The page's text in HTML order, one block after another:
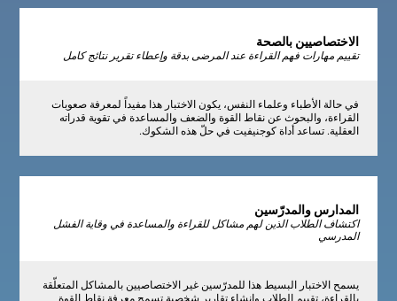
الاختصاصيين بالصحة
تقييم مهارات فهم القراءة عند المرضى بدقة وإعطاء تقرير نتائج كامل
في حالة الأطباء وعلماء النفس، يكون الاختبار هذا مفيداً لمعرفة صعوبات
القراءة، والبحوث عن نقاط القوة والضعف والمساعدة في تقوية قدراته
العقلية. تساعد أداة كوجنيفيت في حلّ هذه الشكوك.
المدارس والمدرّسين
اكتشاف الطلاب الذين لهم مشاكل للقراءة والمساعدة في وقاية الفشل
المدرسي
يسمح الاختبار البسيط هذا للمدرّسين غير الاختصاصيين بالمشاكل المتعلّقة
بالقراءة، تقييم الطلاب وإنشاء تقارير شخصية تسمح معرفة نقاط القوة